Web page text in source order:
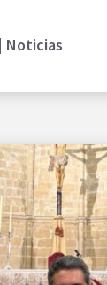
Noticias